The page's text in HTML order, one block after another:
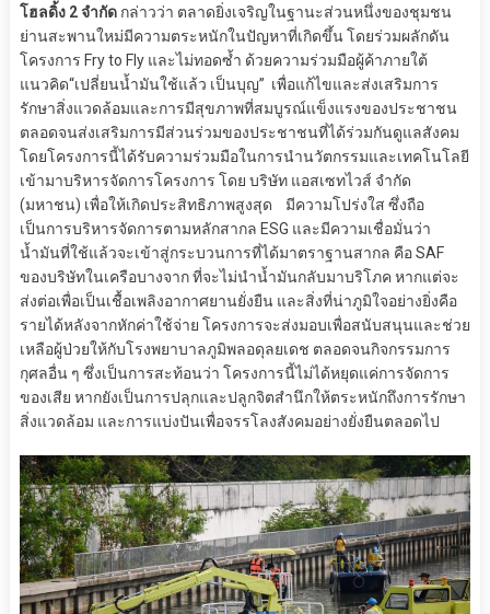
โฮลดิ้ง 2 จำกัด กล่าวว่า ตลาดยิ่งเจริญในฐานะส่วนหนึ่งของชุมชน
ย่านสะพานใหม่มีความตระหนักในปัญหาที่เกิดขึ้น โดยร่วมผลักดัน
โครงการ Fry to Fly และไม่ทอดซ้ำ ด้วยความร่วมมือผู้ค้าภายใต้
แนวคิด“เปลี่ยนน้ำมันใช้แล้ว เป็นบุญ” เพื่อแก้ไขและส่งเสริมการ
รักษาสิ่งแวดล้อมและการมีสุขภาพที่สมบูรณ์แข็งแรงของประชาชน
ตลอดจนส่งเสริมการมีส่วนร่วมของประชาชนที่ได้ร่วมกันดูแลสังคม
โดยโครงการนี้ได้รับความร่วมมือในการนำนวัตกรรมและเทคโนโลยี
เข้ามาบริหารจัดการโครงการ โดย บริษัท แอสเซทไวส์ จำกัด
(มหาชน) เพื่อให้เกิดประสิทธิภาพสูงสุด มีความโปร่งใส ซึ่งถือ
เป็นการบริหารจัดการตามหลักสากล ESG และมีความเชื่อมั่นว่า
น้ำมันที่ใช้แล้วจะเข้าสู่กระบวนการที่ได้มาตราฐานสากล คือ SAF
ของบริษัทในเครือบางจาก ที่จะไม่นำน้ำมันกลับมาบริโภค หากแต่จะ
ส่งต่อเพื่อเป็นเชื้อเพลิงอากาศยานยั่งยืน และสิ่งที่น่าภูมิใจอย่างยิ่งคือ
รายได้หลังจากหักค่าใช้จ่าย โครงการจะส่งมอบเพื่อสนับสนุนและช่วย
เหลือผู้ป่วยให้กับโรงพยาบาลภูมิพลอดุลยเดช ตลอดจนกิจกรรมการ
กุศลอื่น ๆ ซึ่งเป็นการสะท้อนว่า โครงการนี้ไม่ได้หยุดแค่การจัดการ
ของเสีย หากยังเป็นการปลุกและปลูกจิตสำนึกให้ตระหนักถึงการรักษา
สิ่งแวดล้อม และการแบ่งปันเพื่อจรรโลงสังคมอย่างยั่งยืนตลอดไป